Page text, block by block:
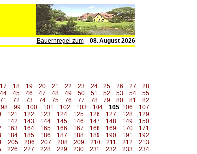
Bauernregel zum
08. August 2026
17 18 19 20 21 22 23 24 25 26 27
28
44 45 46 47 48 49 50 51 52 53 54
55
71 72 73 74 75 76 77 78 79 80 81
82
98 99 100 101 102 103 104 105 106
107
121 122 123 124 125 126 127 128
129
142 143 144 145 146 147 148 149
150
163 164 165 166 167 168 169 170
171
184 185 186 187 188 189 190 191
192
205 206 207 208 209 210 211 212
213
226 227 228 229 230 231 232 233
234